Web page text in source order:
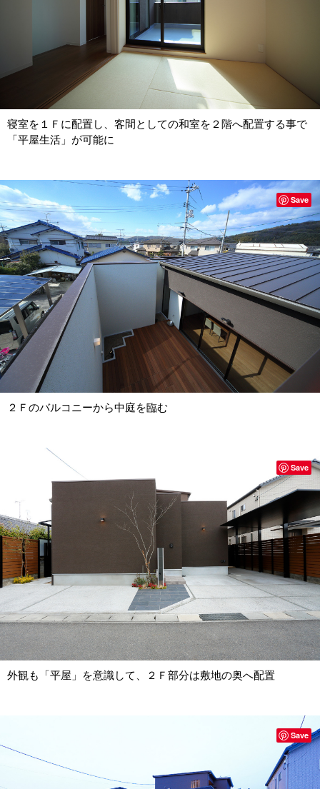
寝室を１Ｆに配置し、客間としての和室を２階へ配置する事で
「平屋生活」が可能に
２Ｆのバルコニーから中庭を臨む
Save
外観も「平屋」を意識して、２Ｆ部分は敷地の奥へ配置
Save
Save